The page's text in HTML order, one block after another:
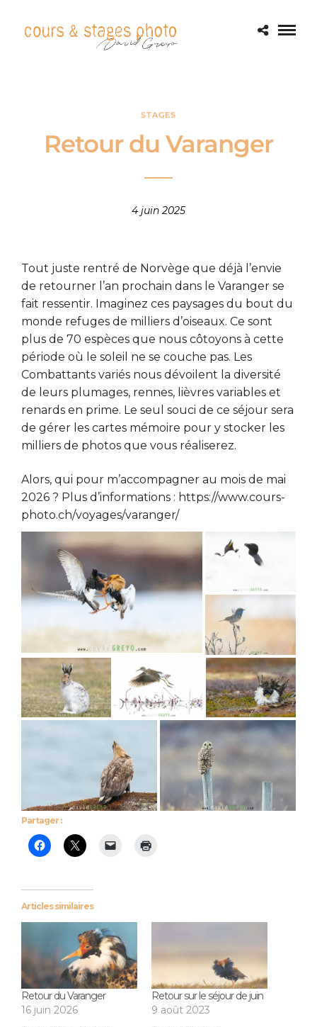
STAGES
Retour du Varanger
4 juin 2025
Tout juste rentré de Norvège que déjà l’envie
de retourner l’an prochain dans le Varanger se
fait ressentir. Imaginez ces paysages du bout du
monde refuges de milliers d’oiseaux. Ce sont
plus de 70 espèces que nous côtoyons à cette
période où le soleil ne se couche pas. Les
Combattants variés nous dévoilent la diversité
de leurs plumages, rennes, lièvres variables et
renards en prime. Le seul souci de ce séjour sera
de gérer les cartes mémoire pour y stocker les
milliers de photos que vous réaliserez.
Alors, qui pour m’accompagner au mois de mai
2026 ? Plus d’informations : https://www.cours-
photo.ch/voyages/varanger/
Partager :
Articles similaires
Retour du Varanger
16 juin 2026
Retour sur le séjour de juin
9 août 2023